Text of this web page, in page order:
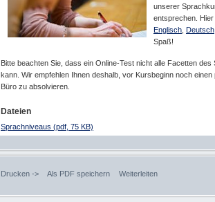
unserer
entsprechen.
Englisch Deutsch
Spaß!
Bitte beachten Sie, dass ein Online-Test nicht alle Facetten
kann. Wir empfehlen Ihnen deshalb, vor Kursbeginn noch
Büro zu absolvieren.
Dateien
Sprachniveaus (pdf, 75 KB)
Drucken -> Als PDF speichern Weiterleiten